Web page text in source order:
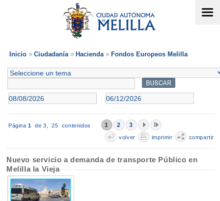
Inicio Ciudadanía Hacienda Fondos Europeos Melilla
Página 1 de 3,25 contenidos 1 2 3
volver imprimir compartir
Nuevo servicio a demanda de transporte Público en
Melilla la Vieja